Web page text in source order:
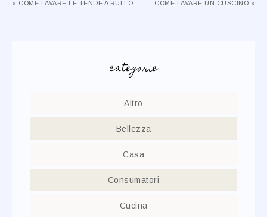
« COME LAVARE LE TENDE A RULLO COME LAVARE UN CUSCINO »
categorie
Altro
Bellezza
Casa
Consumatori
Cucina